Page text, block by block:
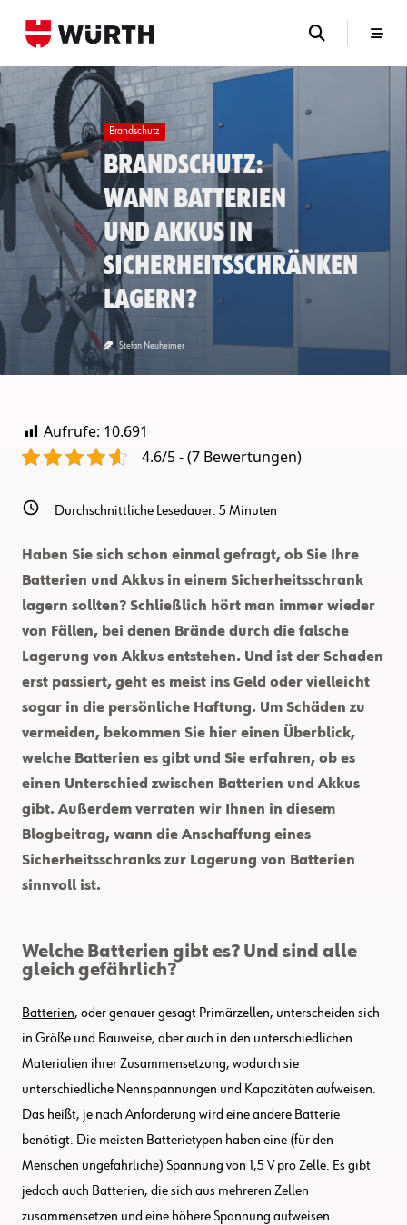
Brandschutz
Brandschutz:
Wann Batterien
und Akkus in
Sicherheitsschränken
lagern?
Stefan Neuheimer
Aufrufe: 10.691
4.6/5 - (7 Bewertungen)
Durchschnittliche Lesedauer: 5Minuten
Haben Sie sich schon einmal gefragt, ob Sie Ihre
Batterien und Akkus in einem Sicherheitsschrank
lagern sollten? Schließlich hört man immer wieder
von Fällen, bei denen Brände durch die falsche
Lagerung von Akkus entstehen. Und ist der Schaden
erst passiert, geht es meist ins Geld oder vielleicht
sogar in die persönliche Haftung. Um Schäden zu
vermeiden, bekommen Sie hier einen Überblick,
welche Batterien es gibt und Sie erfahren, ob es
einen Unterschied zwischen Batterien und Akkus
gibt. Außerdem verraten wir Ihnen in diesem
Blogbeitrag, wann die Anschaffung eines
Sicherheitsschranks zur Lagerung von Batterien
sinnvoll ist.
Welche Batterien gibt es? Und sind alle
gleich gefährlich?
Batterien, oder genauer gesagt Primärzellen, unterscheiden sich
in Größe und Bauweise, aber auch in den unterschiedlichen
Materialien ihrer Zusammensetzung, wodurch sie
unterschiedliche Nennspannungen und Kapazitäten aufweisen.
Das heißt, je nach Anforderung wird eine andere Batterie
benötigt. Die meisten Batterietypen haben eine (für den
Menschen ungefährliche) Spannung von 1,5 V pro Zelle. Es gibt
jedoch auch Batterien, die sich aus mehreren Zellen
zusammensetzen und eine höhere Spannung aufweisen.